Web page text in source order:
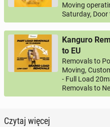
Moving
Saturday, Door
Kanguro
to EU
Removals to
Moving,
- Full Load
Removals to
Czytaj więcej